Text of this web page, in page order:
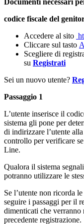
Documenti necessari
codice fiscale del
Accedere al sito
Cliccare sul tasto
Scegliere di
su Registrati
Sei un nuovo utente?
Passaggio 1
L’utente inserisce il
sistema gli pone per
di indirizzare l’utente
controllo per verificare
Line.
Qualora il sistema
potranno utilizzare le
Se l’utente non ricorda
seguire i passaggi per il
dimenticati che
precedente registrazione.